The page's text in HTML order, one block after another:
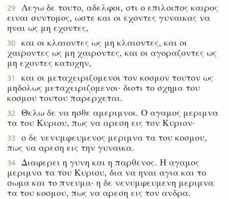
29
Λεγω δε τουτο, αδελφοι, οτι ο επιλοιπος καιρος
ειναι συντομος, ωστε και οι εχοντες γυναικας να
ηναι ως μη εχοντες,
30
και οι κλαιοντες ως μη κλαιοντες, και οι
χαιροντες ως μη χαιροντες, και οι αγοραζοντες ως
μη εχοντες κατοχην,
31
και οι μεταχειριζομενοι τον κοσμον τουτον ως
μηδολως μεταχειριζομενοι· διοτι το σχημα του
κοσμου τουτου παρερχεται.
32
Θελω δε να ησθε αμεριμνοι. Ο αγαμος μεριμνα
τα του Κυριου, πως να αρεση εις τον Κυριον·
33
ο δε νενυμφευμενος μεριμνα τα του κοσμου,
πως να αρεση εις την γυναικα.
34
Διαφερει η γυνη και η παρθενος. Η αγαμος
μεριμνα τα του Κυριου, δια να ηναι αγια και το
σωμα και το πνευμα· η δε νενυμφευμενη μεριμνα
τα του κοσμου, πως να αρεση εις τον ανδρα.